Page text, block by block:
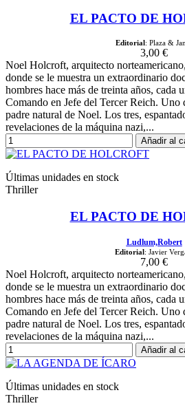
EL PACTO DE
Editorial: Plaza &
3,00 €
Noel Holcroft, arquitecto
donde se le muestra un extraordinario
hombres hace más de treinta años, cada
Comando en Jefe del Tercer Reich. Uno
padre natural de Noel. Los tres,
revelaciones de la máquina nazi,...
Añadir al
Últimas unidades en stock
Thriller
EL PACTO DE
Ludlum,Robert
Editorial: Javier
7,00 €
Noel Holcroft, arquitecto
donde se le muestra un extraordinario
hombres hace más de treinta años, cada
Comando en Jefe del Tercer Reich. Uno
padre natural de Noel. Los tres,
revelaciones de la máquina nazi,...
Añadir al
Últimas unidades en stock
Thriller